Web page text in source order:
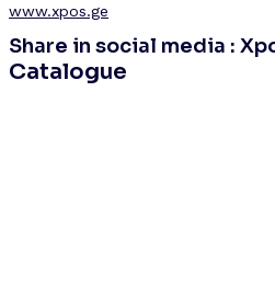
www.xpos.ge
Share in social media :
Catalogue